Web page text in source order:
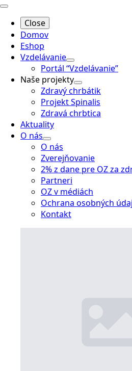
Close
Domov
Eshop
Vzdelávanie
Portál “Vzdelávanie”
Naše projekty
Zdravý chrbátik
Projekt Spinalis
Zdravá chrbtica
Aktuality
O nás
O nás
Zverejňovanie
2% z dane pre OZ za
Partneri
OZ v médiách
Ochrana osobných
Kontakt